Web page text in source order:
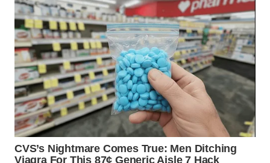
WN
SULSEL
WN
GORONTALO
WN
SULUT
WN
MALUKU